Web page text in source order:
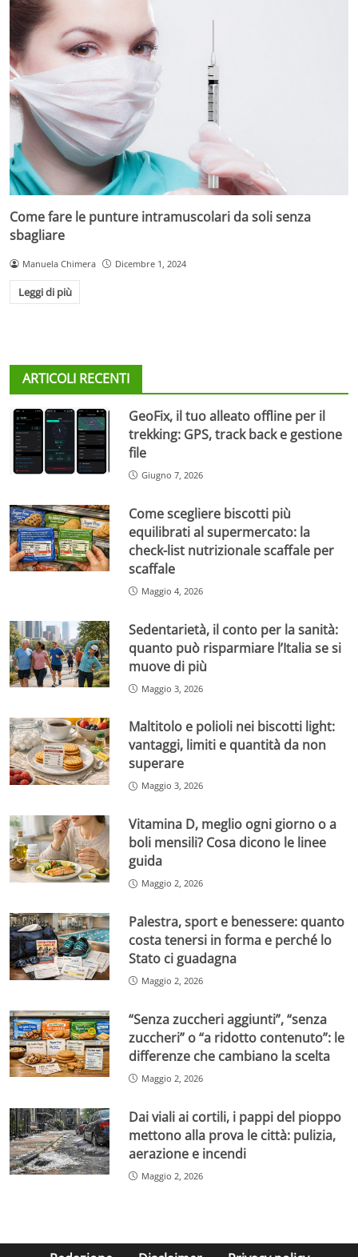
Come fare le punture intramuscolari da soli senza
sbagliare
Manuela Chimera Dicembre 1, 2024
Leggi di più
ARTICOLI RECENTI
GeoFix, il tuo alleato offline per il
trekking: GPS, track back e gestione
file
Giugno 7, 2026
Come scegliere biscotti più
equilibrati al supermercato: la
check-list nutrizionale scaffale per
scaffale
Maggio 4, 2026
Sedentarietà, il conto per la sanità:
quanto può risparmiare l’Italia se si
muove di più
Maggio 3, 2026
Maltitolo e polioli nei biscotti light:
vantaggi, limiti e quantità da non
superare
Maggio 3, 2026
Vitamina D, meglio ogni giorno o a
boli mensili? Cosa dicono le linee
guida
Maggio 2, 2026
Palestra, sport e benessere: quanto
costa tenersi in forma e perché lo
Stato ci guadagna
Maggio 2, 2026
“Senza zuccheri aggiunti”, “senza
zuccheri” o “a ridotto contenuto”: le
differenze che cambiano la scelta
Maggio 2, 2026
Dai viali ai cortili, i pappi del pioppo
mettono alla prova le città: pulizia,
aerazione e incendi
Maggio 2, 2026